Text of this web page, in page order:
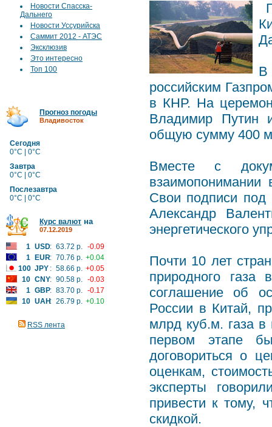
Новости Спасска-
Дальнего
Новости Уссурийска
Саммит 2012 - АТЭС
Эксклюзив
Это интересно
Топ 100
Прогноз погоды
Владивосток
Сегодня
0°C | 0°C
Завтра
0°C | 0°C
Послезавтра
0°C | 0°C
Курс валют на
07.12.2019
1 USD: 63.72 р. -0.09
1
EUR: 70.76 р. +0.04
100 JPY : 58.66 р. +0.05
10 CNY: 90.58 р. -0.03
1 GBP: 83.70 р. -0.17
10 UAH: 26.79 р. +0.10
RSS лента
В
российским
в КНР. На
Владимир Путин
общую сумму 400
Вместе с
взаимопонимании
Свои подписи под
Александр
энергетического
Почти 10 лет
природного газа
соглашение об
России в Китай,
млрд куб.м. газа в
первом этапе
договориться о
оценкам,
эксперты
привести к тому,
скидкой.